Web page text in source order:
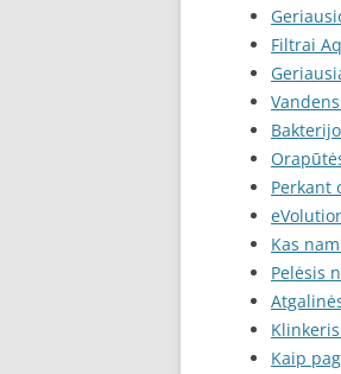
Filtrai
Perkant
Kas
Pelėsis
Kaip